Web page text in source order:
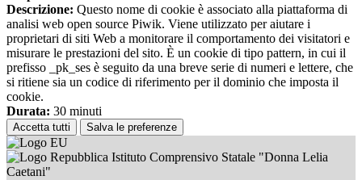
Descrizione: Questo nome di cookie è associato alla piattaforma di
analisi web open source Piwik. Viene utilizzato per aiutare i
proprietari di siti Web a monitorare il comportamento dei visitatori e
misurare le prestazioni del sito. È un cookie di tipo pattern, in cui il
prefisso _pk_ses è seguito da una breve serie di numeri e lettere, che
si ritiene sia un codice di riferimento per il dominio che imposta il
cookie.
Durata: 30 minuti
Accetta tutti Salva le preferenze
Istituto Comprensivo Statale "Donna Lelia
Caetani"